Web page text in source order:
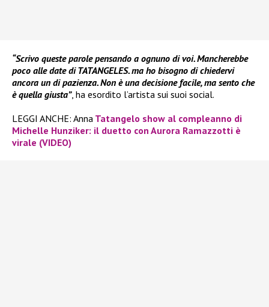
“Scrivo queste parole pensando a ognuno di voi. Mancherebbe
poco alle date di TATANGELES. ma ho bisogno di chiedervi
ancora un di pazienza. Non è una decisione facile, ma sento che
è quella giusta”, ha esordito l’artista sui suoi social.
LEGGI ANCHE: Anna Tatangelo show al compleanno di
Michelle Hunziker: il duetto con Aurora Ramazzotti è
virale (VIDEO)